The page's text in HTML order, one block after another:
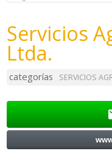
Servicios
Ltda.
categorías SERVICIOS